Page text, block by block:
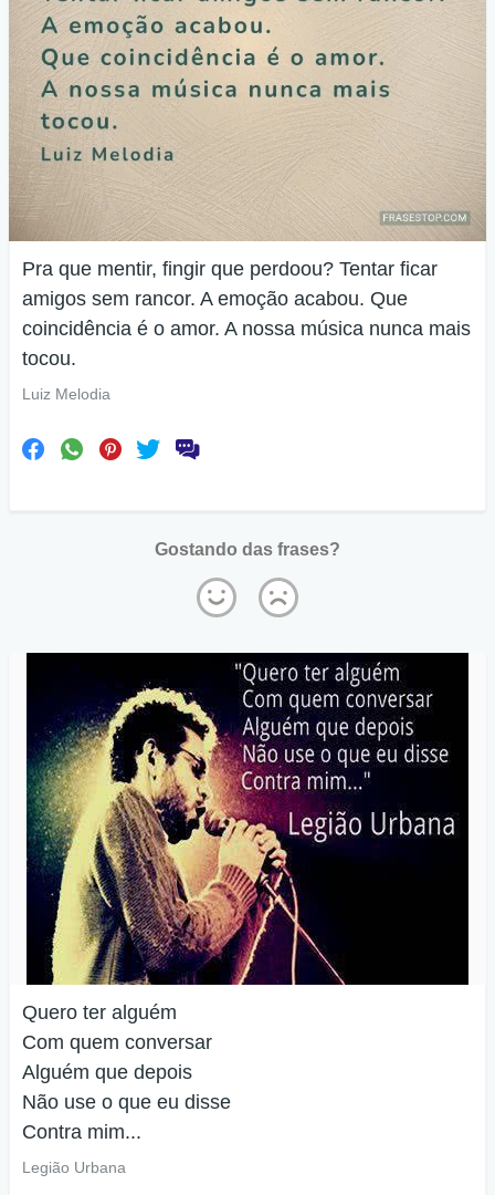
Pra que mentir, fingir que perdoou? Tentar ficar
amigos sem rancor. A emoção acabou. Que
coincidência é o amor. A nossa música nunca mais
tocou.
Luiz Melodia
Gostando das frases?
Quero ter alguém
Com quem conversar
Alguém que depois
Não use o que eu disse
Contra mim...
Legião Urbana